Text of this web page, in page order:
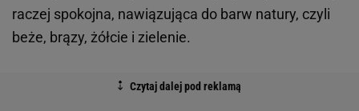
raczej spokojna, nawiązująca do barw natury, czyli
beże, brązy, żółcie i zielenie.